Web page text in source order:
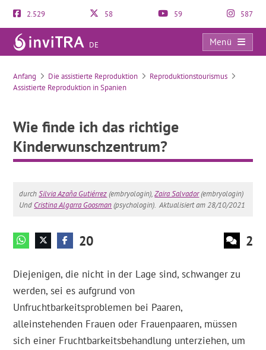
2.529 58 59 587
DE
Menü
Wie finde ich das richtige Kinderwunschzentrum?
Anfang Die assistierte Reproduktion
Reproduktionstourismus
Assistierte Reproduktion in Spanien
Wie finde ich das richtige
Kinderwunschzentrum?
durchSilvia Azaña Gutiérrez(embryologin),Zaira Salvador(embryologin)
Und Cristina Algarra Goosman(psychologin). Aktualisiert am 28/10/2021
20 2
Diejenigen, die nicht in der Lage sind, schwanger zu
werden, sei es aufgrund von
Unfruchtbarkeitsproblemen bei Paaren,
alleinstehenden Frauen oder Frauenpaaren, müssen
sich einer Fruchtbarkeitsbehandlung unterziehen, um